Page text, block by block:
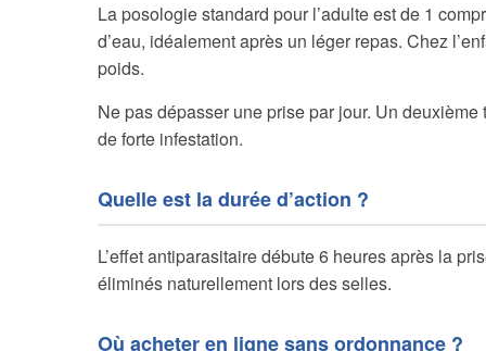
La posologie standard pour l’adulte est de 1
d’eau, idéalement après un léger repas. Chez
poids.
Ne pas dépasser une prise par jour. Un
de forte infestation.
Quelle est la durée d’action ?
L’effet antiparasitaire débute 6 heures après la
éliminés naturellement lors des selles.
Où acheter en ligne sans ordonnance ?